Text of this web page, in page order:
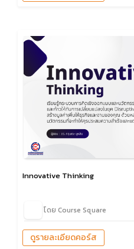
Innovative Thinking
โดย Course Square
ดูรายละเอียดคอร์ส